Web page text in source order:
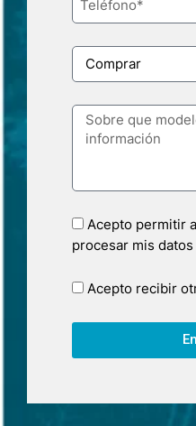
Acepto permitir
procesar mis
Acepto recibir